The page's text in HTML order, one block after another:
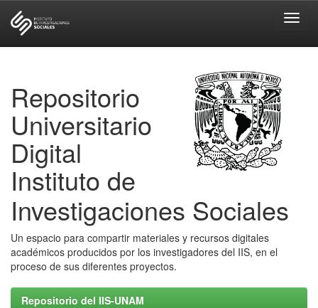
Repositorio
Universitario
Digital
Instituto de
Investigaciones Sociales
Un espacio para compartir materiales y recursos digitales
académicos producidos por los investigadores del IIS, en el
proceso de sus diferentes proyectos.
Repositorio del IIS-UNAM